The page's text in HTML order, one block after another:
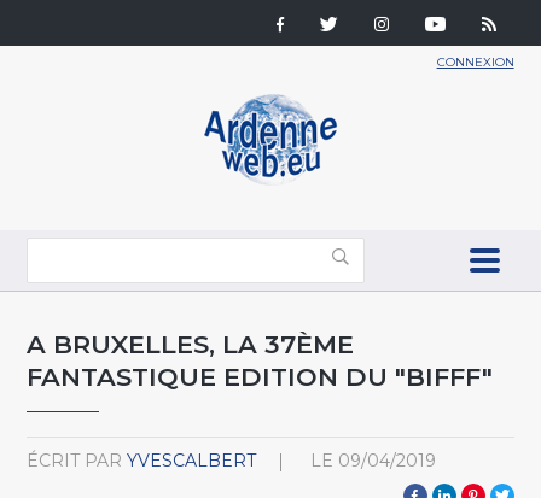
CONNEXION
A BRUXELLES, LA 37ÈME
FANTASTIQUE EDITION DU "BIFFF"
ÉCRIT PAR YVESCALBERT LE 09/04/2019